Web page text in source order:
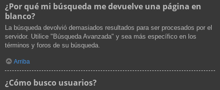
¿Por qué mi búsqueda me devuelve una página en
blanco?
La búsqueda devolvió demasiados resultados para ser procesados por el
servidor. Utilice "Búsqueda Avanzada" y sea más específico en los
términos y foros de su búsqueda.
Arriba
¿Cómo busco usuarios?